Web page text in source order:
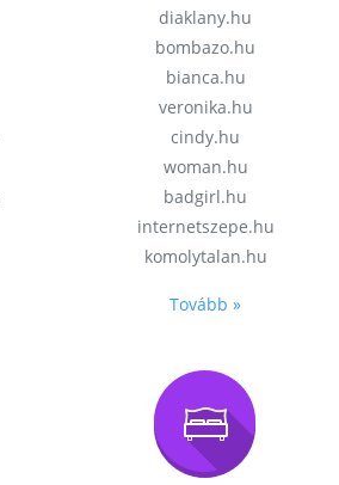
diaklany.hu
bombazo.hu
bianca.hu
veronika.hu
cindy.hu
woman.hu
badgirl.hu
internetszepe.hu
komolytalan.hu
Tovább »